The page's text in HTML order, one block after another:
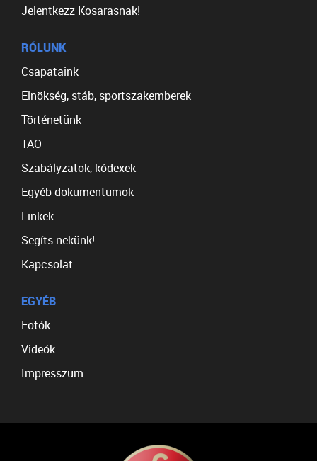
Jelentkezz Kosarasnak!
RÓLUNK
Csapataink
Elnökség, stáb, sportszakemberek
Történetünk
TAO
Szabályzatok, kódexek
Egyéb dokumentumok
Linkek
Segíts nekünk!
Kapcsolat
EGYÉB
Fotók
Videók
Impresszum